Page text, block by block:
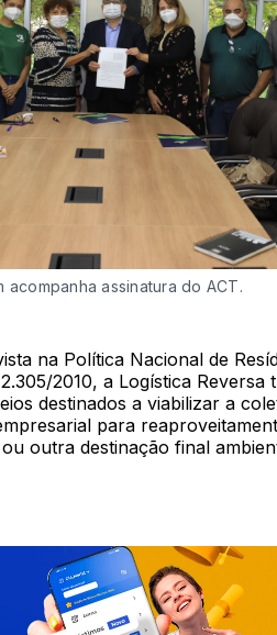
assinatura do ACT.
na Política Nacional de
2010, a Logística
destinados a viabilizar a
para
outra destinação final